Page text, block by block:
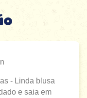
- Linda blusa
e saia em